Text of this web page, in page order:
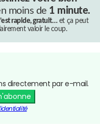
moins de 1 minute.
rapide, gratuit…et ça peut
valoir le coup.
directement par e-mail.